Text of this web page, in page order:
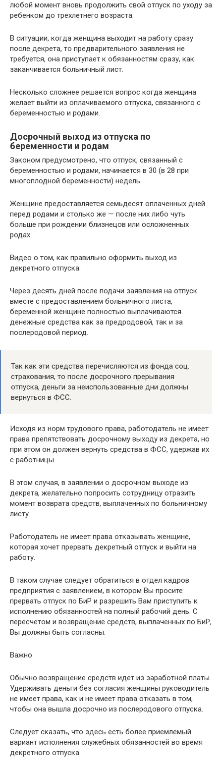
любой момент вновь продолжить свой отпуск по уходу за
ребенком до трехлетнего возраста.
В ситуации, когда женщина выходит на работу сразу
после декрета, то предварительного заявления не
требуется, она приступает к обязанностям сразу, как
заканчивается больничный лист.
Несколько сложнее решается вопрос когда женщина
желает выйти из оплачиваемого отпуска, связанного с
беременностью и родами.
Досрочный выход из отпуска по
беременности и родам
Законом предусмотрено, что отпуск, связанный с
беременностью и родами, начинается в 30 (в 28 при
многоплодной беременности) недель.
Женщине предоставляется семьдесят оплаченных дней
перед родами и столько же — после них либо чуть
больше при рождении близнецов или осложненных
родах.
Видео о том, как правильно оформить выход из
декретного отпуска:
Через десять дней после подачи заявления на отпуск
вместе с предоставлением больничного листа,
беременной женщине полностью выплачиваются
денежные средства как за предродовой, так и за
послеродовой период.
Так как эти средства перечисляются из фонда соц.
страхования, то после досрочного прерывания
отпуска, деньги за неиспользованные дни должны
вернуться в ФСС.
Исходя из норм трудового права, работодатель не имеет
права препятствовать досрочному выходу из декрета, но
при этом он должен вернуть средства в ФСС, удержав их
с работницы.
В этом случая, в заявлении о досрочном выходе из
декрета, желательно попросить сотрудницу отразить
момент возврата средств, выплаченных по больничному
листу.
Работодатель не имеет права отказывать женщине,
которая хочет прервать декретный отпуск и выйти на
работу.
В таком случае следует обратиться в отдел кадров
предприятия с заявлением, в котором Вы просите
прервать отпуск по БиР и разрешить Вам приступить к
исполнению обязанностей на полный рабочий день. С
пересчетом и возвращение средств, выплаченных по БиР,
Вы должны быть согласны.
Важно
Обычно возвращение средств идет из заработной платы.
Удерживать деньги без согласия женщины руководитель
не имеет права, как и не имеет права отказать в том,
чтобы она вышла досрочно из послеродового отпуска.
Следует сказать, что здесь есть более приемлемый
вариант исполнения служебных обязанностей во время
декретного отпуска.